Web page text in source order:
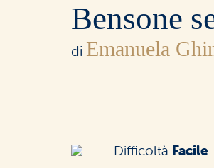
I buoni
Bensone
di Emanuela
Difficoltà Facile